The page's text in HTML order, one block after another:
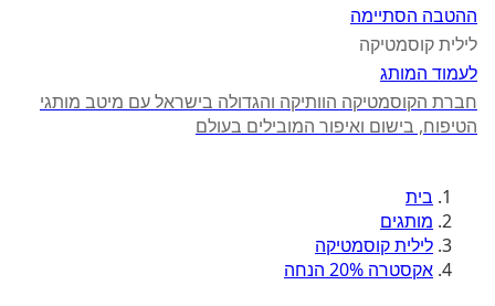
ההטבה הסתיימה
לילית קוסמטיקה
לעמוד המותג
חברת הקוסמטיקה הוותיקה והגדולה בישראל עם מיטב מותגי
הטיפוח, בישום ואיפור המובילים בעולם
בית
מותגים
לילית קוסמטיקה
אקסטרה 20% הנחה